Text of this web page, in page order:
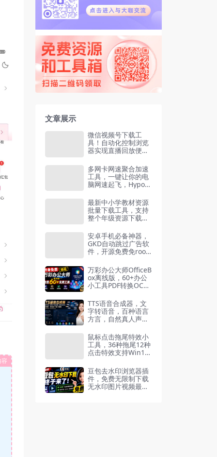
文章展示
微信视频号下载工
具！自动化控制浏览
器实现直播回放便捷
多网卡网速聚合加速
工具，一键让你的电
脑网速起飞，HypoM
技
最新中小学教材资源
批量下载工具，支持
整个年级资源下载，
频高清无水印
安卓手机必备神器，
GKD自动跳过广告软
件，开源免费免root
告
万彩办公大师OfficeB
ox离线版，60+办公
小工具PDF转换OCR
TTS语音合成器，文
字转语音，百种语言
方言，自然真人声，
鼠标点击拖尾特效小
工具，36种拖尾12种
点击特效支持Win10/
豆包去水印浏览器插
件，免费无限制下载
无水印图片视频最新